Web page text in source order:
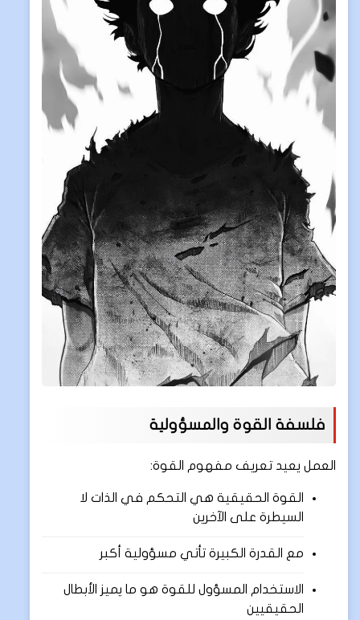
فلسفة القوة والمسؤولية
العمل يعيد تعريف مفهوم القوة:
القوة الحقيقية هي التحكم في الذات لا
السيطرة على الآخرين
مع القدرة الكبيرة تأتي مسؤولية أكبر
الاستخدام المسؤول للقوة هو ما يميز الأبطال
الحقيقيين